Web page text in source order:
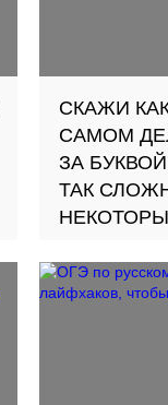
СКАЖИ
САМОМ
ЗА
ТАК
слогов
финальном